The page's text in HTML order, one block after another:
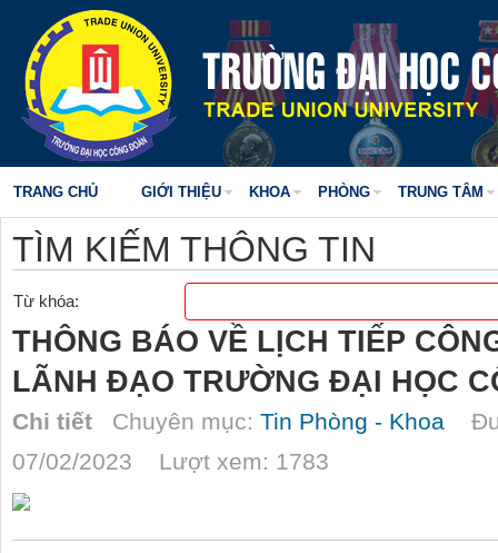
TRANG CHỦ GIỚI THIỆU KHOA PHÒNG TRUNG TÂM
TÌM KIẾM THÔNG TIN
Từ khóa:
THÔNG BÁO VỀ LỊCH TIẾP
LÃNH ĐẠO TRƯỜNG ĐẠI HỌC
Chi tiết Chuyên mục: Tin Phòng - Khoa
07/02/2023 Lượt xem: 1783